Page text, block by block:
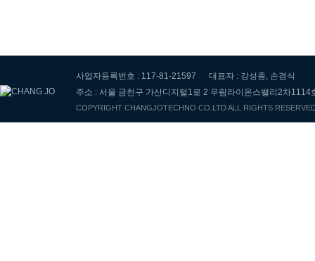
사업자등록번호 : 117-81-21597
대표자 : 강성종, 손경식
주소 : 서울 금천구 가산디지털1로 2 우림라이온스밸리2차1114
COPYRIGHT CHANGJOTECHNO CO.LTD ALL RIGHTS